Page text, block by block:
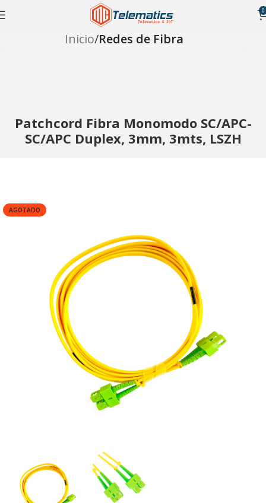
0
Inicio Redes de Fibra
Patchcord Fibra Monomodo SC/APC-
SC/APC Duplex, 3mm, 3mts, LSZH
AGOTADO